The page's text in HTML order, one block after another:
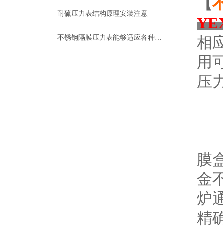
耐硫压力表结构原理安装注意
不锈钢隔膜压力表能够适应各种工作环境和介质
【
相
用
压
膜
金
炉
精